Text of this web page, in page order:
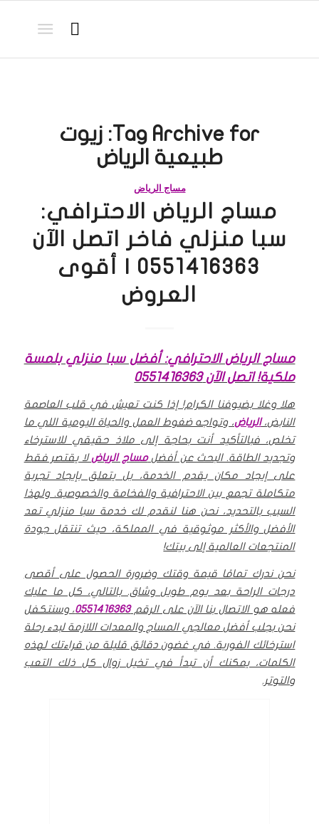
Tag Archive for: زيوت
طبيعية الرياض
مساج الرياض
مساج الرياض الاحترافي:
سبا منزلي فاخر اتصل الآن
0551416363 | أقوى
العروض
مساج الرياض الاحترافي: أفضل سبا منزلي بلمسة
ملكية! اتصل الآن 0551416363
هلا وغلا بضيوفنا الكرام! إذا كنت تعيش في قلب العاصمة
النابض،الرياض، وتواجه ضغوط العمل والحياة اليومية اللي ما
تخلص، فبالتأكيد أنت بحاجة إلى ملاذ حقيقي للاسترخاء
وتجديد الطاقة. البحث عن أفضلمساج الرياضلا يقتصر فقط
على إيجاد مكان يقدم الخدمة، بل يتعلق بإيجاد تجربة
متكاملة تجمع بين الاحترافية والفخامة والخصوصية. ولهذا
السبب بالتحديد، نحن هنا لنقدم لك خدمة سبا منزلي تعد
الأفضل والأكثر موثوقية في المملكة، حيث تنتقل جودة
المنتجعات العالمية إلى بيتك!
نحن ندرك تمامًا قيمة وقتك وضرورة الحصول على أقصى
درجات الراحة بعد يوم طويل وشاق. بالتالي، كل ما عليك
فعله هو الاتصال بنا الآن على الرقم0551416363، وسنتكفل
نحن بجلب أفضل معالجي المساج والمعدات اللازمة لبدء رحلة
استرخائك الفورية. في غضون دقائق قليلة من قراءتك لهذه
الكلمات، يمكنك أن تبدأ في تخيل زوال كل ذلك التعب
والتوتر.